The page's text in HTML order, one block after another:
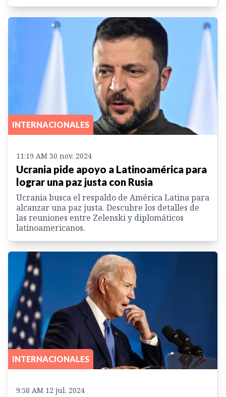
INTERNACIONALES
11:19 AM 30 nov. 2024
Ucrania pide apoyo a Latinoamérica para
lograr una paz justa con Rusia
Ucrania busca el respaldo de América Latina para
alcanzar una paz justa. Descubre los detalles de
las reuniones entre Zelenski y diplomáticos
latinoamericanos.
INTERNACIONALES
9:58 AM 12 jul. 2024